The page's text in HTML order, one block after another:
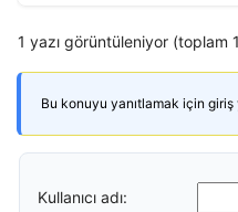
1 yazı görüntüleniyor (toplam
Bu konuyu yanıtlamak için giriş
Kullanıcı adı: